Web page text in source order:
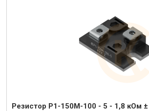
Резистор Р1-150М-100 - 5 - 1,8 кОм ±